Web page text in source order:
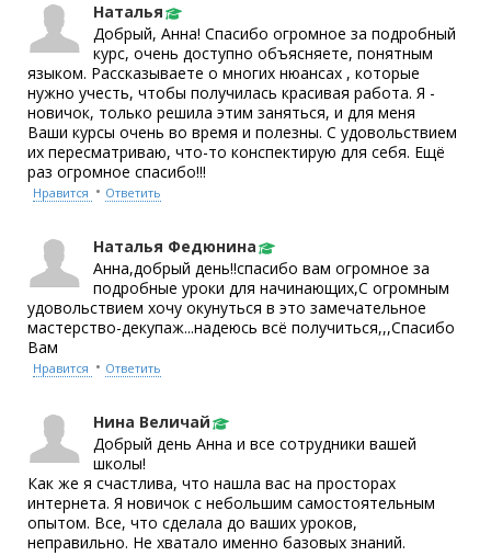
Наталья
Добрый, Анна! Спасибо огромное за подробный
курс, очень доступно объясняете, понятным
языком. Рассказываете о многих нюансах , которые
нужно учесть, чтобы получилась красивая работа. Я -
новичок, только решила этим заняться, и для меня
Ваши курсы очень во время и полезны. С удовольствием
их пересматриваю, что-то конспектирую для себя. Ещё
раз огромное спасибо!!!
Нравится • Ответить
Наталья Федюнина
Анна,добрый день!!спасибо вам огромное за
подробные уроки для начинающих,С огромным
удовольствием хочу окунуться в это замечательное
мастерство-декупаж...надеюсь всё получиться,,,Спасибо
Вам
Нравится • Ответить
Нина Величай
Добрый день Анна и все сотрудники вашей
школы!
Как же я счастлива, что нашла вас на просторах
интернета. Я новичок с небольшим самостоятельным
опытом. Все, что сделала до ваших уроков,
неправильно. Не хватало именно базовых знаний.